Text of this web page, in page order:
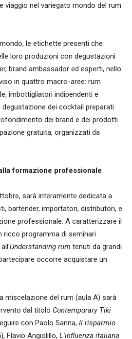
viaggio nel variegato mondo del rum
le etichette presenti che
loro produzioni con degustazioni
brand ambassador ed esperti, nello
in quattro macro-aree: rum
imbottigliatori indipendenti e
dei cocktail preparati
dei brand e dei prodotti
gratuita, organizzati da
formazione professionale
sarà interamente dedicata a
bartender, importatori, distributori, e
professionale. A caratterizzare il
programma di seminari
Understanding rum tenuti da grandi
occorre acquistare un
miscelazione del rum (aula A) sarà
dal titolo Contemporary Tiki
con Paolo Sanna, Il risparmio
Flavio Angiolillo, L'influenza italiana